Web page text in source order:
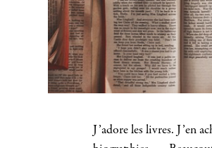
J’adore les livres. J’en